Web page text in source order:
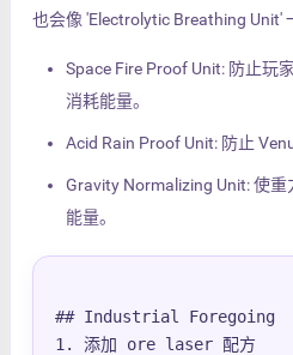
也会像 'Electrolytic Breathing Unit'
Space Fire Proof Unit: 防止玩
消耗能量。
Acid Rain Proof Unit: 防止
Gravity Normalizing Unit: 使
能量。
## Industrial Foregoing
1. 添加 ore laser 配方